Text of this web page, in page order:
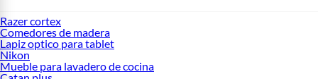
Razer cortex
Comedores de madera
Lapiz optico para tablet
Nikon
Mueble para lavadero de cocina